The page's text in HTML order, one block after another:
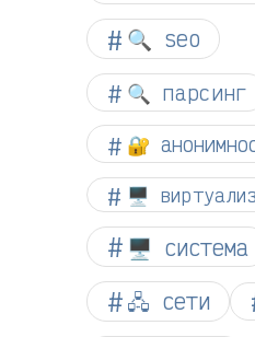
🔍 seo
🔍 парсинг
🔐
🖥️
🖥️ система
🖧 сети